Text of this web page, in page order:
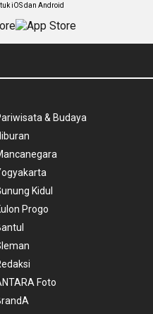
iOS dan Android
& Budaya
Kidul
Progo
Foto